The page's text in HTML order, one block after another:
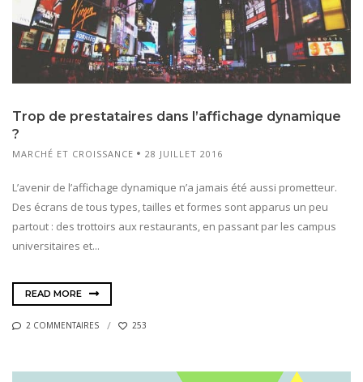
Trop de prestataires dans l’affichage dynamique
?
MARCHÉ ET CROISSANCE 28 JUILLET 2016
L’avenir de l’affichage dynamique n’a jamais été aussi prometteur.
Des écrans de tous types, tailles et formes sont apparus un peu
partout : des trottoirs aux restaurants, en passant par les campus
universitaires et...
READ MORE
2 COMMENTAIRES 253